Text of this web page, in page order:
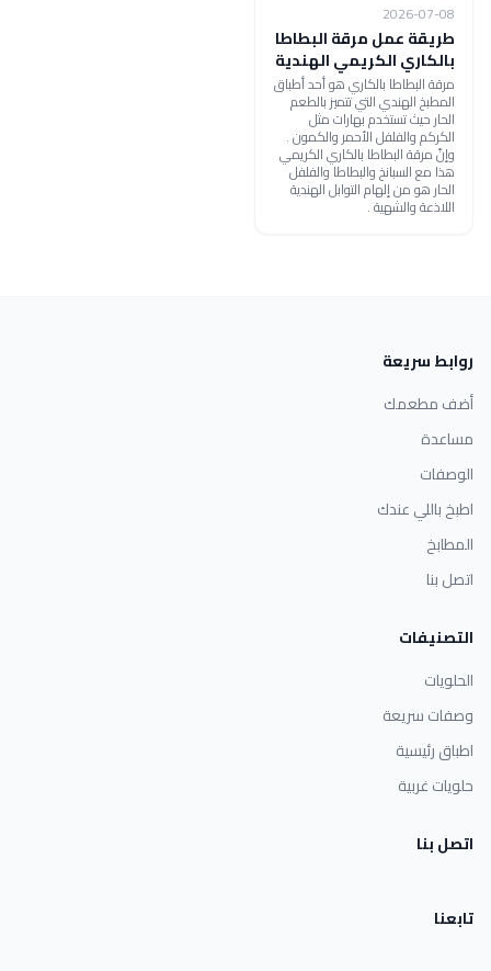
2026-07-08
طريقة عمل مرقة البطاطا
بالكاري الكريمي الهندية
مرقة البطاطا بالكاري هو أحد أطباق
المطبخ الهندي التي تتميز بالطعم
الحار حيث تستخدم بهارات مثل
الكركم والفلفل الأحمر والكمون .
وإنّ مرقة البطاطا بالكاري الكريمي
هذا مع السبانخ والبطاطا والفلفل
الحار هو من إلهام التوابل الهندية
اللاذعة والشهية .
روابط سريعة
أضف مطعمك
مساعدة
الوصفات
اطبخ باللي عندك
المطابخ
اتصل بنا
التصنيفات
الحلويات
وصفات سريعة
اطباق رئيسية
حلويات غربية
اتصل بنا
تابعنا